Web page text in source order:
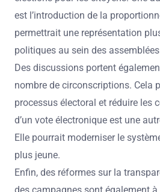
est l’introduction de la
permettrait une représentation
politiques au sein des
Des discussions portent
nombre de circonscriptions. Cela
processus électoral et réduire les
d’un vote électronique est une
Elle pourrait moderniser le
plus jeune.
Enfin, des réformes sur la